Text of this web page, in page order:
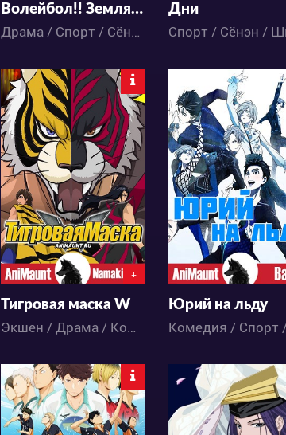
Волейбол!! Земля против воздуха
Драма / Спорт / Сёнэн / Школа / Аниме
Дни
28676
4 13
+
Тигровая маска W
Экшен / Драма / Комедия / Спорт / Сёнэн / Аниме
65214
18 335
Юрий на льду